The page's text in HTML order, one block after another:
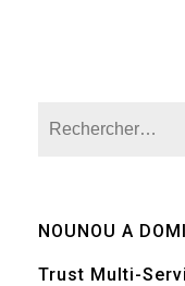
NOUNOU A
Trust Multi-